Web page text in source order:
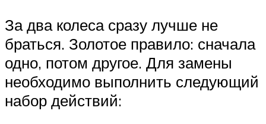
За два колеса сразу лучше не
браться. Золотое правило: сначала
одно, потом другое. Для замены
необходимо выполнить следующий
набор действий: